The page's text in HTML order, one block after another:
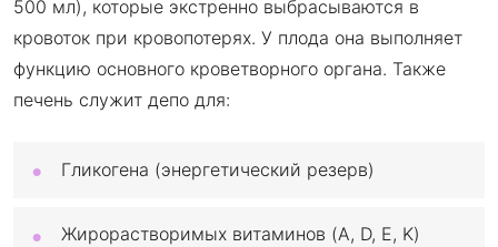
500 мл), которые экстренно выбрасываются в
кровоток при кровопотерях. У плода она выполняет
функцию основного кроветворного органа. Также
печень служит депо для:
Гликогена (энергетический резерв)
Жирорастворимых витаминов (A, D, E, K)